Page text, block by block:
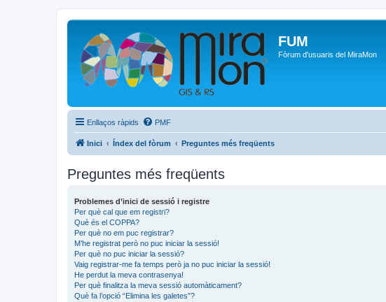
FUM
Fòrum d'usuaris del MiraMon
Enllaços ràpids PMF
Inici Índex del fòrum Preguntes més freqüents
Preguntes més freqüents
Problemes d’inici de sessió i registre
Per què cal que em registri?
Què és el COPPA?
Per què no em puc registrar?
M’he registrat però no puc iniciar la sessió!
Per què no puc iniciar la sessió?
Vaig registrar-me fa temps però ja no puc iniciar la sessió!
He perdut la meva contrasenya!
Per què finalitza la meva sessió automàticament?
Què fa l’opció “Elimina les galetes”?